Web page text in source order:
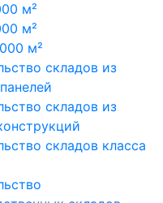
м²
м²
м²
складов из
складов из
складов класса